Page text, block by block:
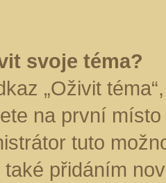
svoje téma?
„Oživit
na první
tuto
také přidáním